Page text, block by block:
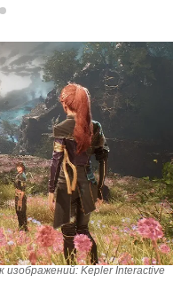
изображений: Kepler Interactive